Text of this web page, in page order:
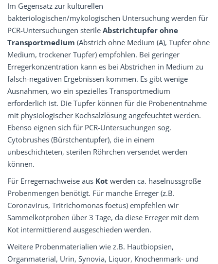
Im Gegensatz zur kulturellen
bakteriologischen/mykologischen Untersuchung werden für
PCR-Untersuchungen sterile Abstrichtupfer ohne
Transportmedium (Abstrich ohne Medium (A), Tupfer ohne
Medium, trockener Tupfer) empfohlen. Bei geringer
Erregerkonzentration kann es bei Abstrichen in Medium zu
falsch-negativen Ergebnissen kommen. Es gibt wenige
Ausnahmen, wo ein spezielles Transportmedium
erforderlich ist. Die Tupfer können für die Probenentnahme
mit physiologischer Kochsalzlösung angefeuchtet werden.
Ebenso eignen sich für PCR-Untersuchungen sog.
Cytobrushes (Bürstchentupfer), die in einem
unbeschichteten, sterilen Röhrchen versendet werden
können.
Für Erregernachweise aus Kot werden ca. haselnussgroße
Probenmengen benötigt. Für manche Erreger (z.B.
Coronavirus, Tritrichomonas foetus) empfehlen wir
Sammelkotproben über 3 Tage, da diese Erreger mit dem
Kot intermittierend ausgeschieden werden.
Weitere Probenmaterialien wie z.B. Hautbiopsien,
Organmaterial, Urin, Synovia, Liquor, Knochenmark- und